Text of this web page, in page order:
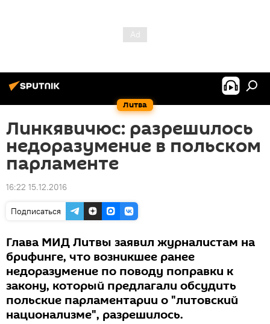
Литва
Линкявичюс: разрешилось
недоразумение в польском
парламенте
16:22 15.12.2016
Подписаться
Глава МИД Литвы заявил журналистам на
брифинге, что возникшее ранее
недоразумение по поводу поправки к
закону, который предлагали обсудить
польские парламентарии о "литовский
национализме", разрешилось.